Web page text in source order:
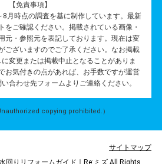
【免責事項】
月時点の調査を基に制作しています。最新
をご確認ください。掲載されている画像・
元・参照元を表記しております。現在は変
ございますのでご了承ください。なお掲載
変更または掲載中止となることがありま
お気付きの点があれば、お手数ですが運営
合わせ先フォームよりご連絡ください。
copying prohibited.）
サイトマップ
回りリフォームガイド｜Re:ミズAll Rights